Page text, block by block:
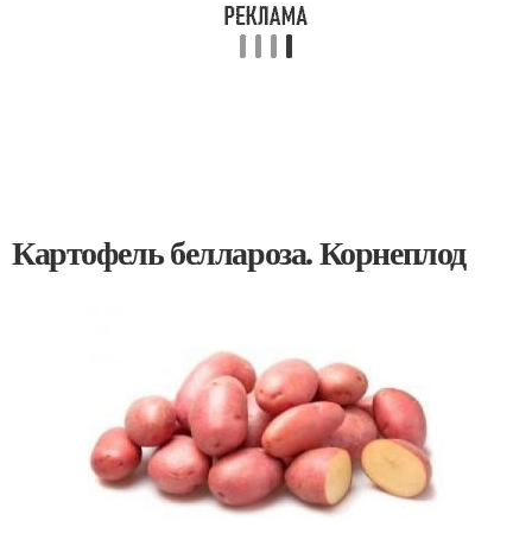
Картофель беллароза. Корнеплод